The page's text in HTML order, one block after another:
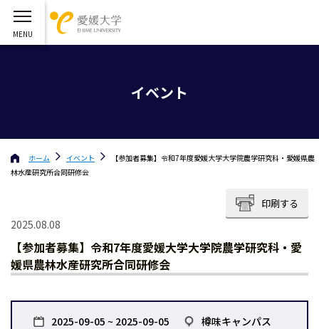
イベント
ホーム イベント
【参加者募集】令和7年度愛媛⼤学⼤学院農学研究科・愛媛県農
林⽔産研究所合同研修会
印刷する
2025.08.08
【参加者募集】令和7年度愛媛⼤学⼤学院農学研究科・愛
媛県農林⽔産研究所合同研修会
2025-09-05 ~ 2025-09-05
樽味キャンパス